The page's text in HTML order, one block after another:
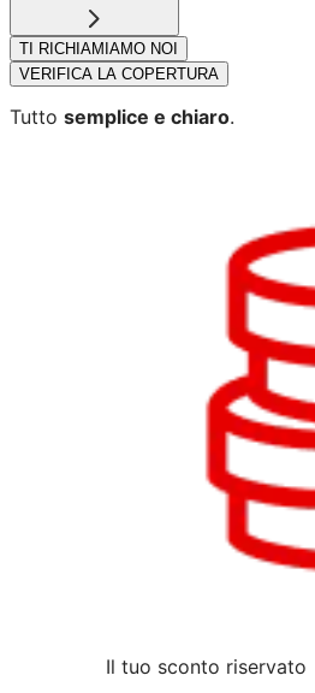
TI RICHIAMIAMO NOI
VERIFICA LA COPERTURA
Tutto semplice e chiaro.
Il tuo sconto riservato